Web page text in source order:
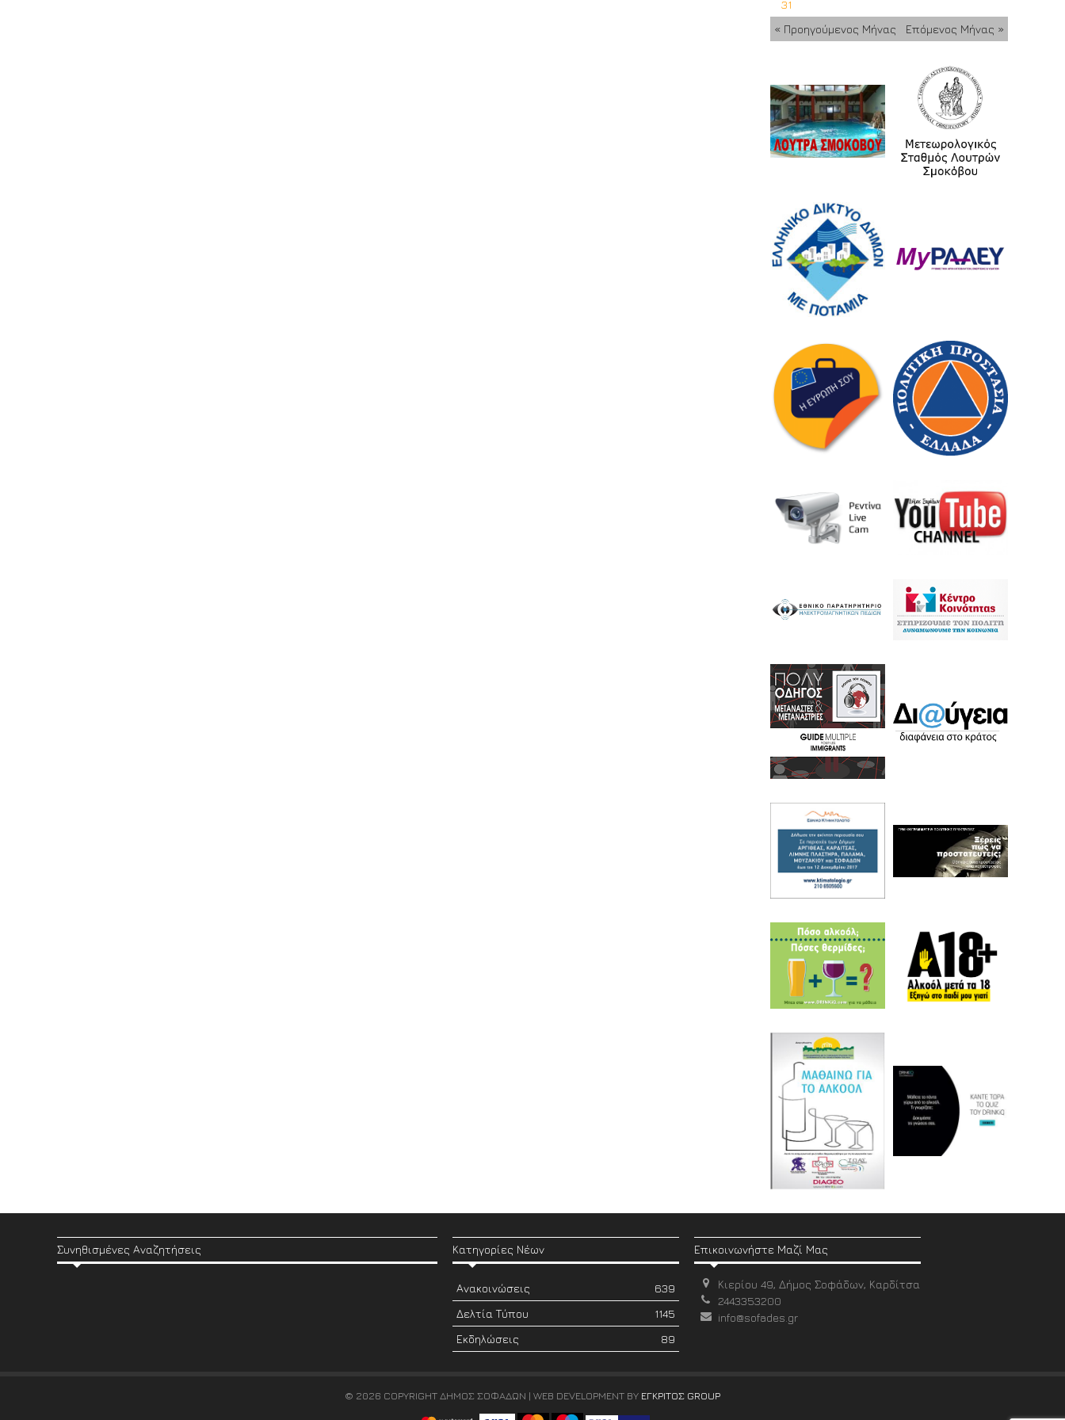
31
« Προηγούμενος Μήνας
Επόμενος Μήνας »
Συνηθισμένες Αναζητήσεις Κατηγορίες Νέων
Ανακοινώσεις
639
Δελτία Τύπου
1145
Εκδηλώσεις
89
Επικοινωνήστε Μαζί Μας
Κιερίου 49, Δήμος Σοφάδων, Καρδίτσα
2443353200
info@sofades.gr
© 2026 COPYRIGHT ΔΗΜΟΣ ΣΟΦΑΔΩΝ | WEB DEVELOPMENT BY ΕΓΚΡΙΤΟΣ GROUP